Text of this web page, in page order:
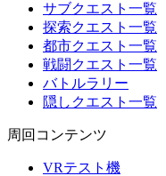
サブクエスト一覧
探索クエスト一覧
都市クエスト一覧
戦闘クエスト一覧
バトルラリー
隠しクエスト一覧
周回コンテンツ
VRテスト機